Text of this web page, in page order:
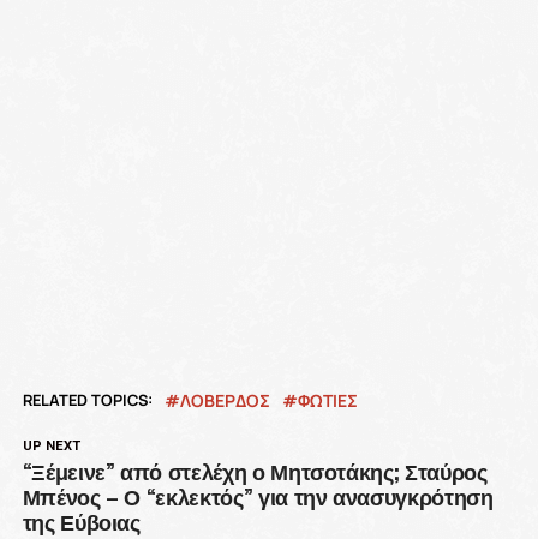
RELATED TOPICS: ΛΟΒΕΡΔΟΣ ΦΩΤΙΕΣ
UP NEXT
“Ξέμεινε” από στελέχη ο Μητσοτάκης; Σταύρος
Μπένος – Ο “εκλεκτός” για την ανασυγκρότηση
της Εύβοιας